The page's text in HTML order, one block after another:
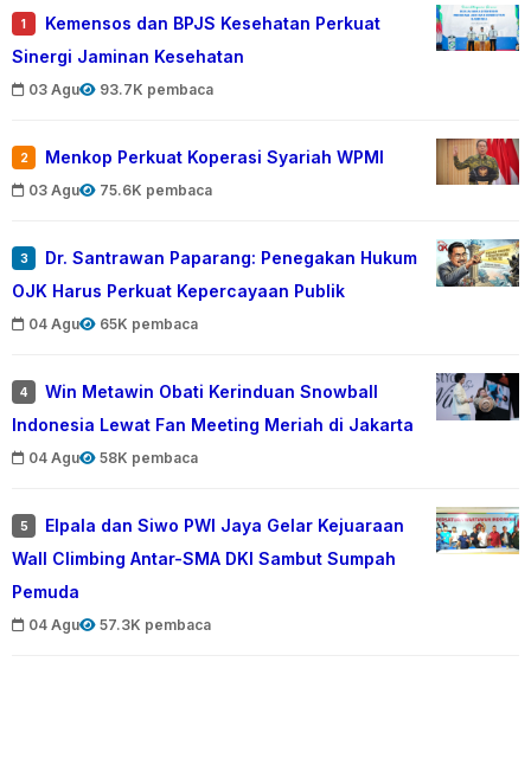
1
Kemensos dan BPJS Kesehatan Perkuat
Sinergi Jaminan Kesehatan
03 Agu 93.7K pembaca
2 Menkop Perkuat Koperasi Syariah WPMI
03 Agu 75.6K pembaca
3
Dr. Santrawan Paparang: Penegakan Hukum
OJK Harus Perkuat Kepercayaan Publik
04 Agu 65K pembaca
4
Win Metawin Obati Kerinduan Snowball
Indonesia Lewat Fan Meeting Meriah di Jakarta
04 Agu 58K pembaca
5
Elpala dan Siwo PWI Jaya Gelar Kejuaraan
Wall Climbing Antar-SMA DKI Sambut Sumpah
Pemuda
04 Agu 57.3K pembaca